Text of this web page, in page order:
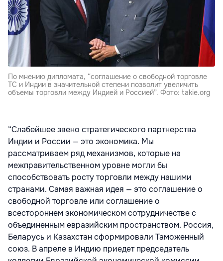
По мнению дипломата, “соглашение о свободной торговле
ТС и Индии в значительной степени позволит увеличить
объемы торговли между Индией и Россией”. Фото: takie.org
“Слабейшее звено стратегического партнерства
Индии и России — это экономика. Мы
рассматриваем ряд механизмов, которые на
межправительственном уровне могли бы
способствовать росту торговли между нашими
странами. Самая важная идея — это соглашение о
свободной торговле или соглашение о
всестороннем экономическом сотрудничестве с
объединенным евразийским пространством. Россия,
Беларусь и Казахстан сформировали Таможенный
союз. В апреле в Индию приедет председатель